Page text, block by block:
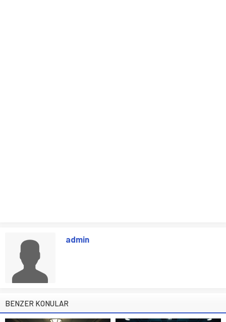
admin
BENZER KONULAR